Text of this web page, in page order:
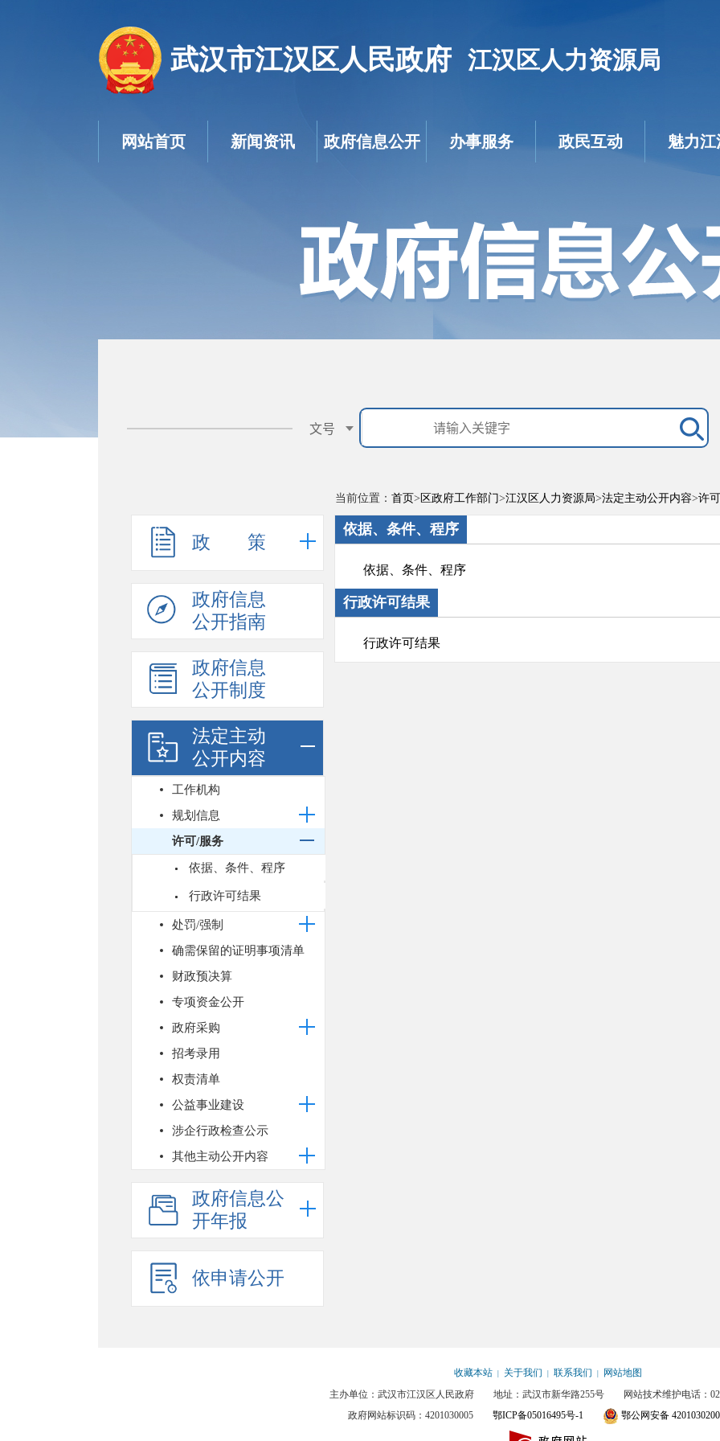
武汉市江汉区人民政府 江汉区人力资源局
网站首页 新闻资讯 政府信息公开 办事服务 政民互动 魅力江
政 策
政府信息
公开指南
政府信息
公开制度
法定主动
公开内容
工作机构
规划信息
许可/服务
依据、条件、程序
行政许可结果
处罚/强制
确需保留的证明事项清单
财政预决算
专项资金公开
政府采购
招考录用
权责清单
公益事业建设
涉企行政检查公示
其他主动公开内容
政府信息公
开年报
依申请公开
当前位置： 首页> 区政府工作部门>江汉区人力资源局>法定主动公开内容>许
依据、条件、程序
依据、条件、程序
行政许可结果
行政许可结果
收藏本站 关于我们 联系我们
网站地图
主办单位：武汉市江汉区人民政府 地址：武汉市新华路255号 网站技术维护电话：
政府网站标识码：4201030005 鄂ICP备05016495号-1 鄂公网安备